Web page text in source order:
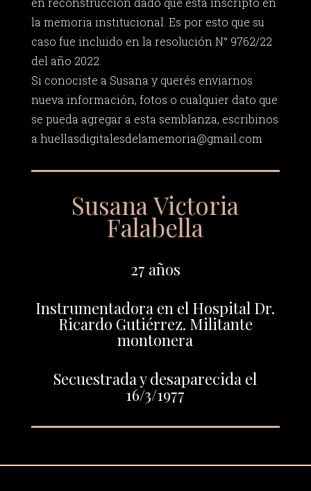
la memoria institucional. Es por esto que su
caso fue incluido en la resolución N° 9762/22
del año 2022.
Si conociste a Susana y querés enviarnos
nueva información, fotos o cualquier dato que
se pueda agregar a esta semblanza, escribinos
a huellasdigitalesdelamemoria@gmail.com
Susana Victoria
Falabella
27 años
Instrumentadora en el Hospital Dr.
Ricardo Gutiérrez. Militante
montonera
Secuestrada y desaparecida el
16/3/1977